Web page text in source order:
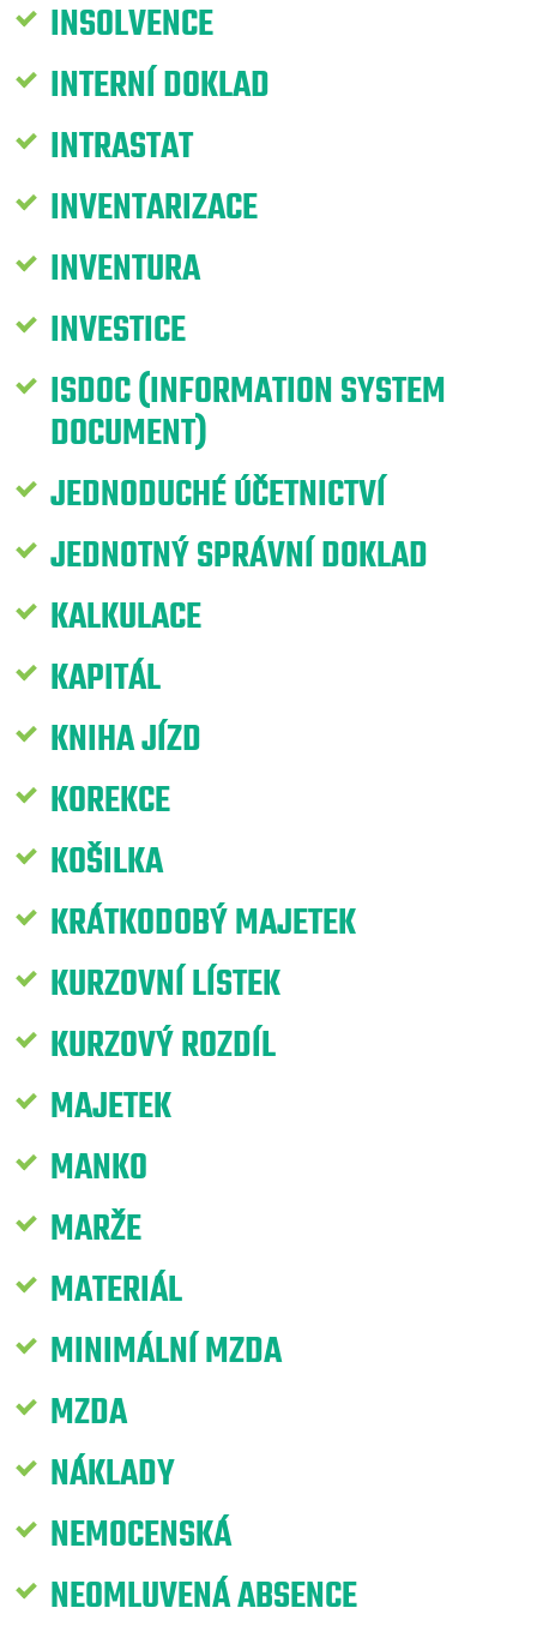
INSOLVENCE
INTERNÍ DOKLAD
INTRASTAT
INVENTARIZACE
INVENTURA
INVESTICE
ISDOC (INFORMATION SYSTEM
DOCUMENT)
JEDNODUCHÉ ÚČETNICTVÍ
JEDNOTNÝ SPRÁVNÍ DOKLAD
KALKULACE
KAPITÁL
KNIHA JÍZD
KOREKCE
KOŠILKA
KRÁTKODOBÝ MAJETEK
KURZOVNÍ LÍSTEK
KURZOVÝ ROZDÍL
MAJETEK
MANKO
MARŽE
MATERIÁL
MINIMÁLNÍ MZDA
MZDA
NÁKLADY
NEMOCENSKÁ
NEOMLUVENÁ ABSENCE